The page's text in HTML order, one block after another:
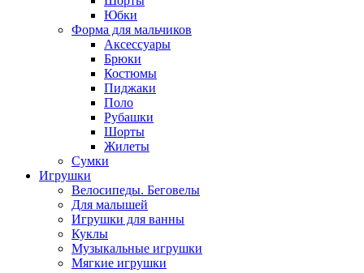
Юбки
Форма для мальчиков
Аксессуары
Брюки
Костюмы
Пиджаки
Поло
Рубашки
Шорты
Жилеты
Сумки
Игрушки
Велосипеды. Беговелы
Для малышей
Игрушки для ванны
Куклы
Музыкальные игрушки
Мягкие игрушки